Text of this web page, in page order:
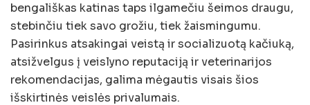
bengališkas katinas taps ilgamečiu šeimos draugu,
stebinčiu tiek savo grožiu, tiek žaismingumu.
Pasirinkus atsakingai veistą ir socializuotą kačiuką,
atsižvelgus į veislyno reputaciją ir veterinarijos
rekomendacijas, galima mėgautis visais šios
išskirtinės veislės privalumais.